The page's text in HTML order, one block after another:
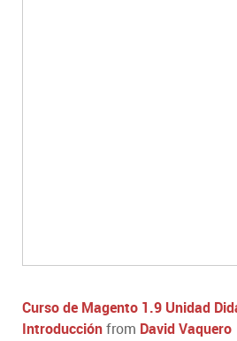
Curso de Magento 1.9 Unidad
Introducciónfrom David Vaquero